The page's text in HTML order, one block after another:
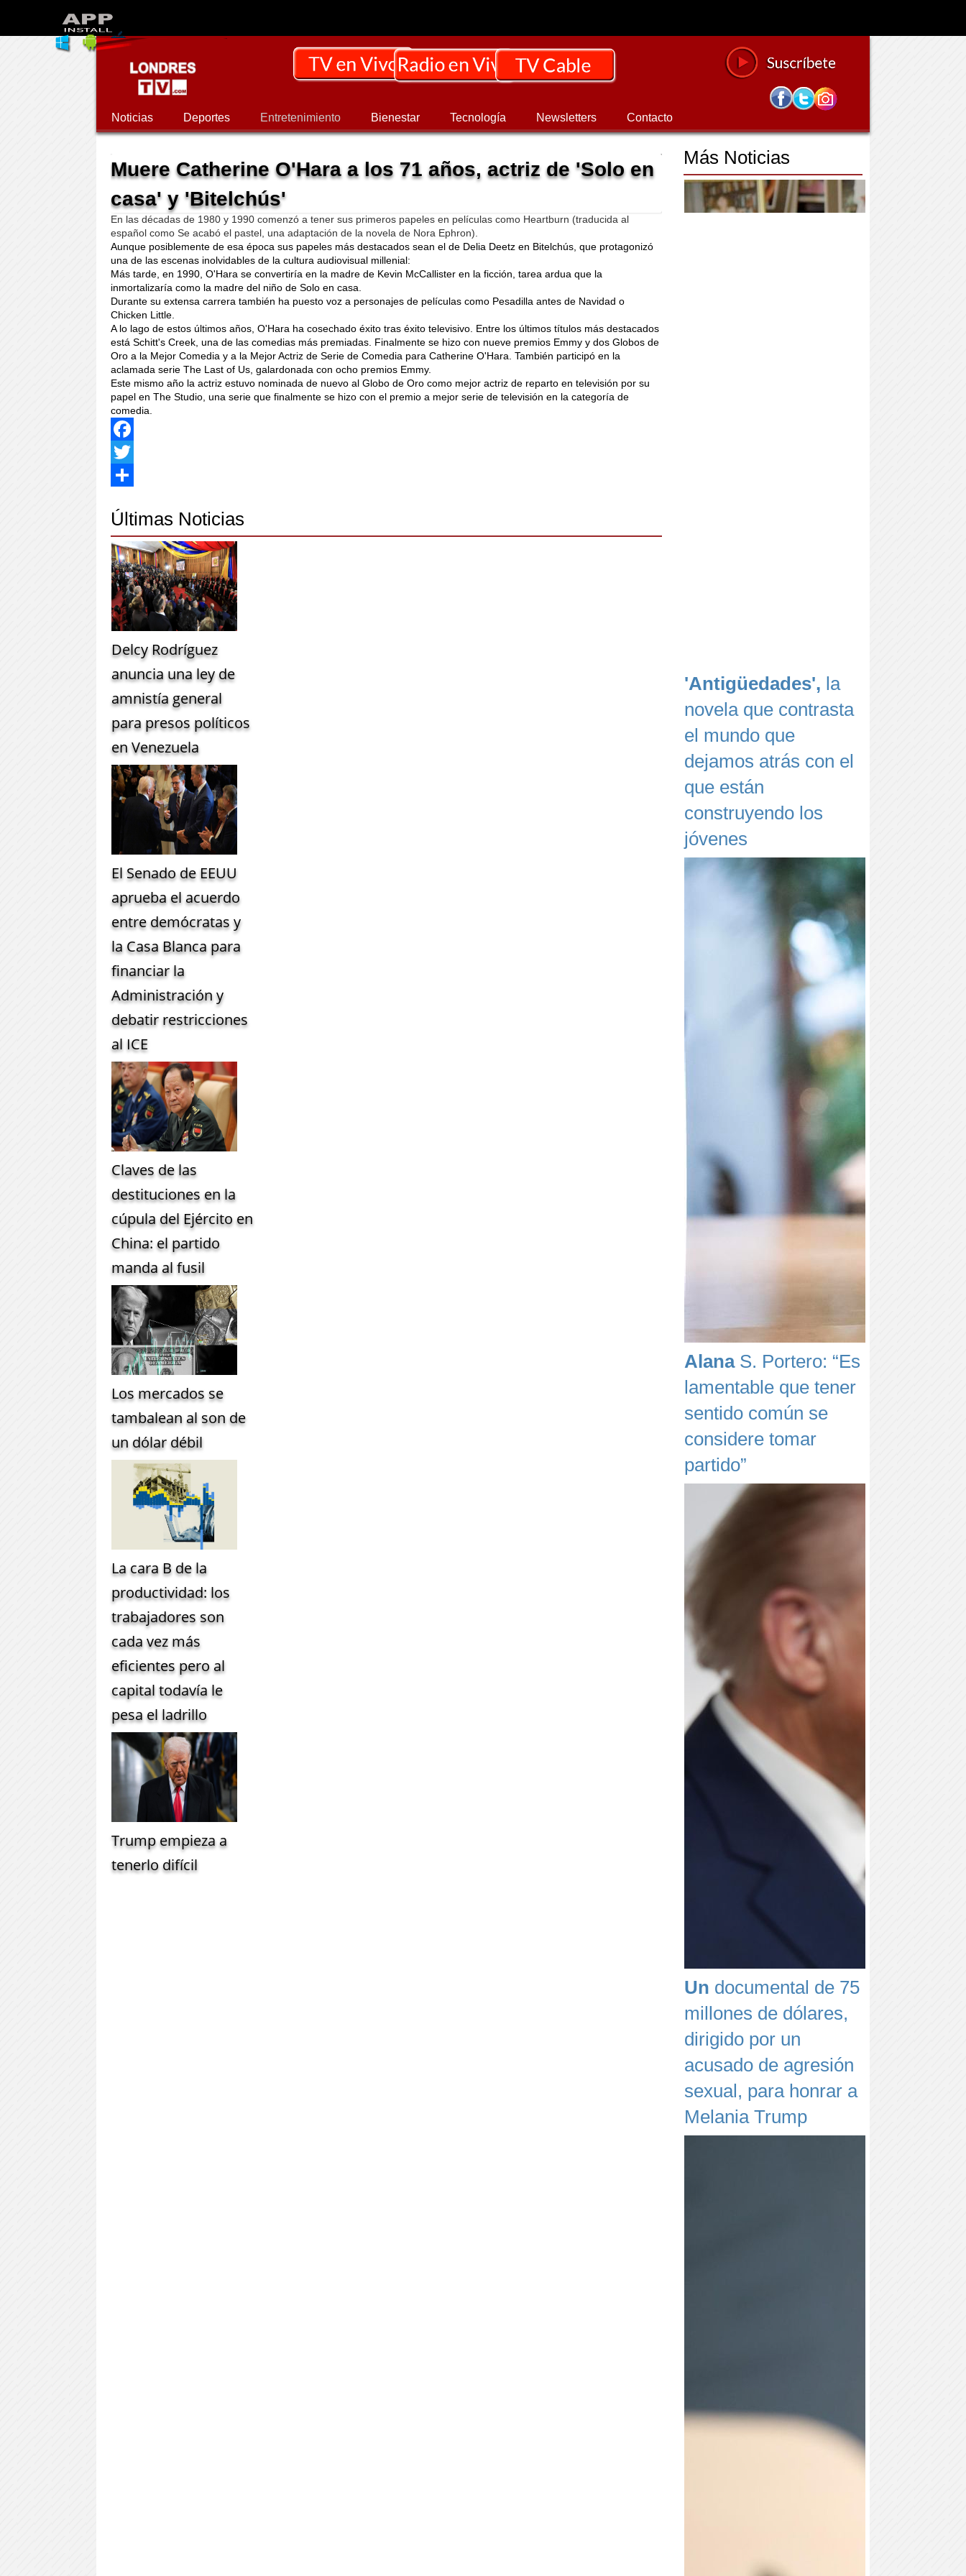
Noticias Deportes Entretenimiento Bienestar Tecnología Newsletters Contacto
Muere Catherine O'Hara a los 71 años, actriz de 'Solo en
casa' y 'Bitelchús'
En las décadas de 1980 y 1990 comenzó a tener sus primeros papeles en películas como Heartburn (traducida al
español como Se acabó el pastel, una adaptación de la novela de Nora Ephron).
Aunque posiblemente de esa época sus papeles más destacados sean el de Delia Deetz en Bitelchús, que protagonizó
una de las escenas inolvidables de la cultura audiovisual millenial:
Más tarde, en 1990, O'Hara se convertiría en la madre de Kevin McCallister en la ficción, tarea ardua que la
inmortalizaría como la madre del niño de Solo en casa.
Durante su extensa carrera también ha puesto voz a personajes de películas como Pesadilla antes de Navidad o
Chicken Little.
A lo lago de estos últimos años, O'Hara ha cosechado éxito tras éxito televisivo. Entre los últimos títulos más destacados
está Schitt's Creek, una de las comedias más premiadas. Finalmente se hizo con nueve premios Emmy y dos Globos de
Oro a la Mejor Comedia y a la Mejor Actriz de Serie de Comedia para Catherine O'Hara. También participó en la
aclamada serie The Last of Us, galardonada con ocho premios Emmy.
Este mismo año la actriz estuvo nominada de nuevo al Globo de Oro como mejor actriz de reparto en televisión por su
papel en The Studio, una serie que finalmente se hizo con el premio a mejor serie de televisión en la categoría de
comedia.
Facebook
Twitter
Últimas Noticias
Delcy Rodríguez
anuncia una ley de
amnistía general
para presos políticos
en Venezuela
El Senado de EEUU
aprueba el acuerdo
entre demócratas y
la Casa Blanca para
financiar la
Administración y
debatir restricciones
al ICE
Claves de las
destituciones en la
cúpula del Ejército en
China: el partido
manda al fusil
Los mercados se
tambalean al son de
un dólar débil
La cara B de la
productividad: los
trabajadores son
cada vez más
eficientes pero al
capital todavía le
pesa el ladrillo
Trump empieza a
tenerlo difícil
Más Noticias
'Antigüedades', la
novela que contrasta
el mundo que
dejamos atrás con el
que están
construyendo los
jóvenes
AlanaS. Portero: “Es
lamentable que tener
sentido común se
considere tomar
partido”
Un documental de 75
millones de dólares,
dirigido por un
acusado de agresión
sexual, para honrar a
Melania Trump